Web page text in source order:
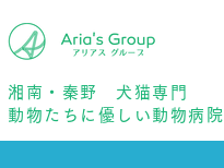
湘南・秦野 犬猫専門
動物たちに優しい動物病院